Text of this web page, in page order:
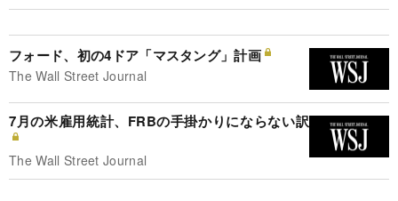
フォード、初の4ドア「マスタング」計画
The Wall Street Journal
7月の米雇用統計、FRBの手掛かりにならない訳
The Wall Street Journal